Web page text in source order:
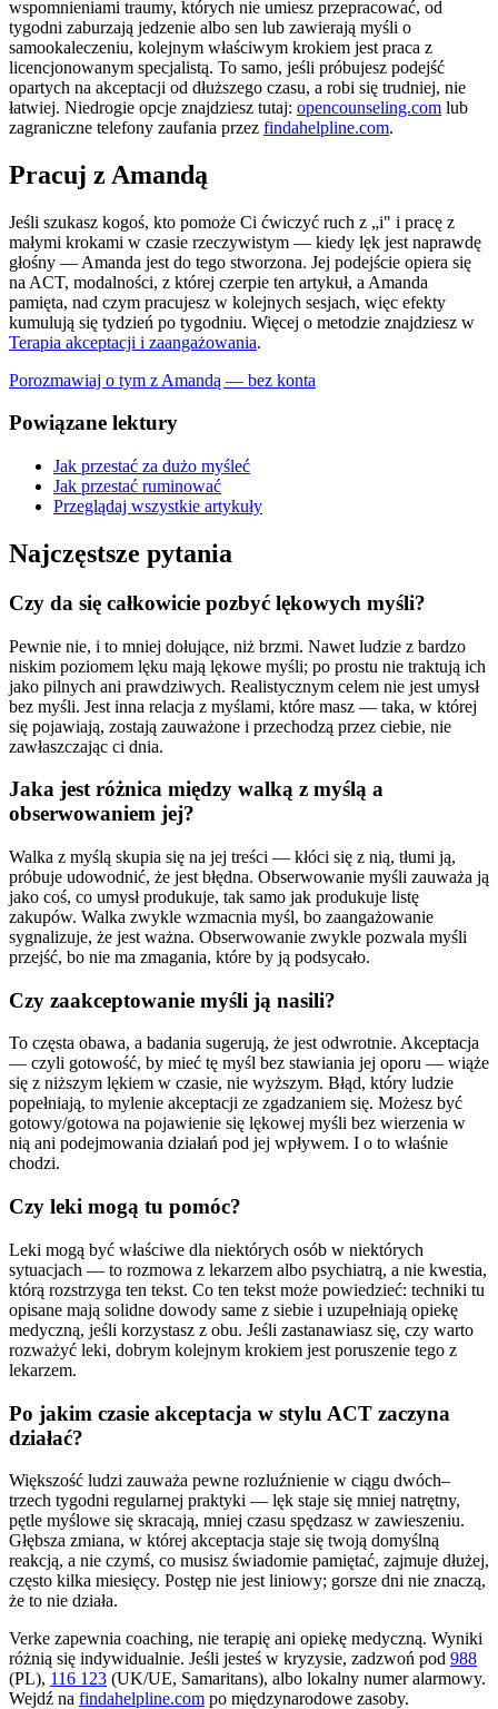
wspomnieniami traumy, których nie umiesz przepracować, od
tygodni zaburzają jedzenie albo sen lub zawierają myśli o
samookaleczeniu, kolejnym właściwym krokiem jest praca z
licencjonowanym specjalistą. To samo, jeśli próbujesz podejść
opartych na akceptacji od dłuższego czasu, a robi się trudniej, nie
łatwiej. Niedrogie opcje znajdziesz tutaj: opencounseling.com lub
zagraniczne telefony zaufania przez findahelpline.com.
Pracuj z Amandą
Jeśli szukasz kogoś, kto pomoże Ci ćwiczyć ruch z „i" i pracę z
małymi krokami w czasie rzeczywistym — kiedy lęk jest naprawdę
głośny — Amanda jest do tego stworzona. Jej podejście opiera się
na ACT, modalności, z której czerpie ten artykuł, a Amanda
pamięta, nad czym pracujesz w kolejnych sesjach, więc efekty
kumulują się tydzień po tygodniu. Więcej o metodzie znajdziesz w
Terapia akceptacji i zaangażowania.
Porozmawiaj o tym z Amandą — bez konta
Powiązane lektury
Jak przestać za dużo myśleć
Jak przestać ruminować
Przeglądaj wszystkie artykuły
Najczęstsze pytania
Czy da się całkowicie pozbyć lękowych myśli?
Pewnie nie, i to mniej dołujące, niż brzmi. Nawet ludzie z bardzo
niskim poziomem lęku mają lękowe myśli; po prostu nie traktują ich
jako pilnych ani prawdziwych. Realistycznym celem nie jest umysł
bez myśli. Jest inna relacja z myślami, które masz — taka, w której
się pojawiają, zostają zauważone i przechodzą przez ciebie, nie
zawłaszczając ci dnia.
Jaka jest różnica między walką z myślą a
obserwowaniem jej?
Walka z myślą skupia się na jej treści — kłóci się z nią, tłumi ją,
próbuje udowodnić, że jest błędna. Obserwowanie myśli zauważa ją
jako coś, co umysł produkuje, tak samo jak produkuje listę
zakupów. Walka zwykle wzmacnia myśl, bo zaangażowanie
sygnalizuje, że jest ważna. Obserwowanie zwykle pozwala myśli
przejść, bo nie ma zmagania, które by ją podsycało.
Czy zaakceptowanie myśli ją nasili?
To częsta obawa, a badania sugerują, że jest odwrotnie. Akceptacja
— czyli gotowość, by mieć tę myśl bez stawiania jej oporu — wiąże
się z niższym lękiem w czasie, nie wyższym. Błąd, który ludzie
popełniają, to mylenie akceptacji ze zgadzaniem się. Możesz być
gotowy/gotowa na pojawienie się lękowej myśli bez wierzenia w
nią ani podejmowania działań pod jej wpływem. I o to właśnie
chodzi.
Czy leki mogą tu pomóc?
Leki mogą być właściwe dla niektórych osób w niektórych
sytuacjach — to rozmowa z lekarzem albo psychiatrą, a nie kwestia,
którą rozstrzyga ten tekst. Co ten tekst może powiedzieć: techniki tu
opisane mają solidne dowody same z siebie i uzupełniają opiekę
medyczną, jeśli korzystasz z obu. Jeśli zastanawiasz się, czy warto
rozważyć leki, dobrym kolejnym krokiem jest poruszenie tego z
lekarzem.
Po jakim czasie akceptacja w stylu ACT zaczyna
działać?
Większość ludzi zauważa pewne rozluźnienie w ciągu dwóch–
trzech tygodni regularnej praktyki — lęk staje się mniej natrętny,
pętle myślowe się skracają, mniej czasu spędzasz w zawieszeniu.
Głębsza zmiana, w której akceptacja staje się twoją domyślną
reakcją, a nie czymś, co musisz świadomie pamiętać, zajmuje dłużej,
często kilka miesięcy. Postęp nie jest liniowy; gorsze dni nie znaczą,
że to nie działa.
Verke zapewnia coaching, nie terapię ani opiekę medyczną. Wyniki
różnią się indywidualnie. Jeśli jesteś w kryzysie, zadzwoń pod 988
(PL), 116 123 (UK/UE, Samaritans), albo lokalny numer alarmowy.
Wejdź na findahelpline.com po międzynarodowe zasoby.